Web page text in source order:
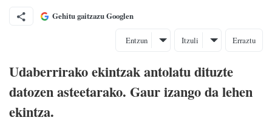
Gehitu gaitzazu Googlen
Entzun Itzuli Erraztu
Udaberrirako ekintzak antolatu dituzte
datozen asteetarako. Gaur izango da lehen
ekintza.